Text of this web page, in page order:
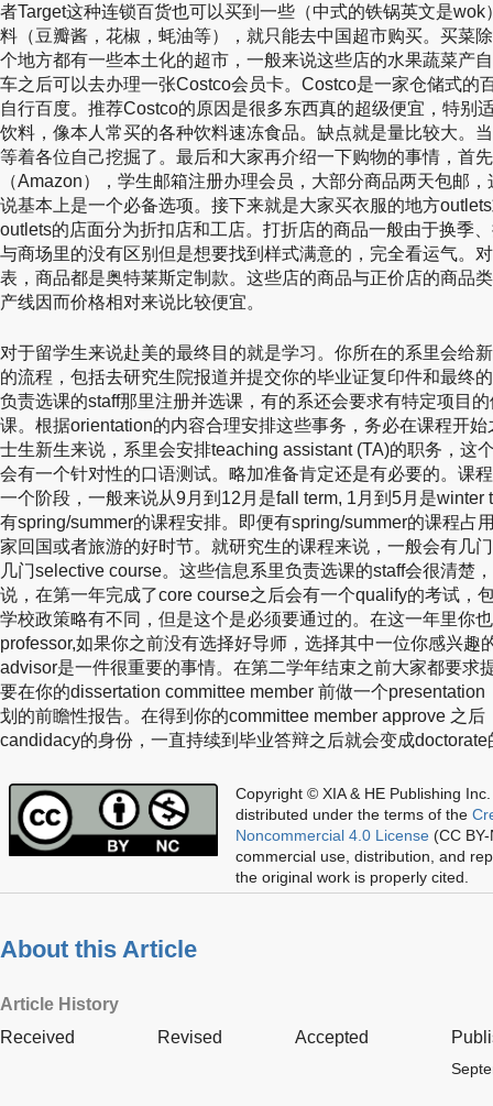
者Target这种连锁百货也可以买到一些（中式的铁锅英文是
料（豆瓣酱，花椒，蚝油等），就只能去中国超市购买。买菜
个地方都有一些本土化的超市，一般来说这些店的水果蔬菜产
车之后可以去办理一张Costco会员卡。Costco是一家仓储式的
自行百度。推荐Costco的原因是很多东西真的超级便宜，特别
饮料，像本人常买的各种饮料速冻食品。缺点就是量比较大。
等着各位自己挖掘了。最后和大家再介绍一下购物的事情，首
（Amazon），学生邮箱注册办理会员，大部分商品两天包邮
说基本上是一个必备选项。接下来就是大家买衣服的地方
outlets的店面分为折扣店和工店。打折店的商品一般由于换季
与商场里的没有区别但是想要找到样式满意的，完全看运气。
表，商品都是奥特莱斯定制款。这些店的商品与正价店的商品
产线因而价格相对来说比较便宜。
对于留学生来说赴美的最终目的就是学习。你所在的系里会给
的流程，包括去研究生院报道并提交你的毕业证复印件和最终
负责选课的staff那里注册并选课，有的系还会要求有特定项目
课。根据orientation的内容合理安排这些事务，务必在课程开
士生新生来说，系里会安排teaching assistant (TA)的职务，这
会有一个针对性的口语测试。略加准备肯定还是有必要的。课
一个阶段，一般来说从9月到12月是fall term, 1月到5月是winter
有spring/summer的课程安排。即便有spring/summer的课程占
家回国或者旅游的好时节。就研究生的课程来说，一般会有几
几门selective course。这些信息系里负责选课的staff会很清楚
说，在第一年完成了core course之后会有一个qualify的考试，
学校政策略有不同，但是这个是必须要通过的。在这一年里你
professor,如果你之前没有选择好导师，选择其中一位你感兴趣
advisor是一件很重要的事情。在第二学年结束之前大家都要求
要在你的dissertation committee member 前做一个
划的前瞻性报告。在得到你的committee member approve 之
candidacy的身份，一直持续到毕业答辩之后就会变成
Copyright © XIA & HE Publishing Inc.
distributed under the terms of the
Noncommercial 4.0 License (CC
commercial use, distribution, and
the original work is properly cited.
About this Article
Article History
Received
Revised Accepted